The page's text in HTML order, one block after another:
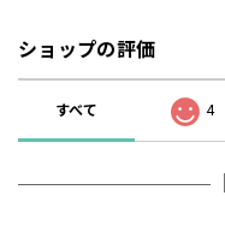
ショップの評価
すべて 4